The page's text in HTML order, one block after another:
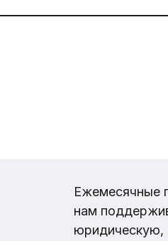
Ежемесячные
нам
юридическую,